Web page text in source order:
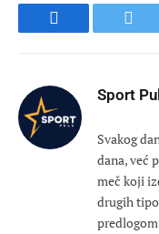
Facebook
Sport
Svakog
dana, već
meč koji
drugih